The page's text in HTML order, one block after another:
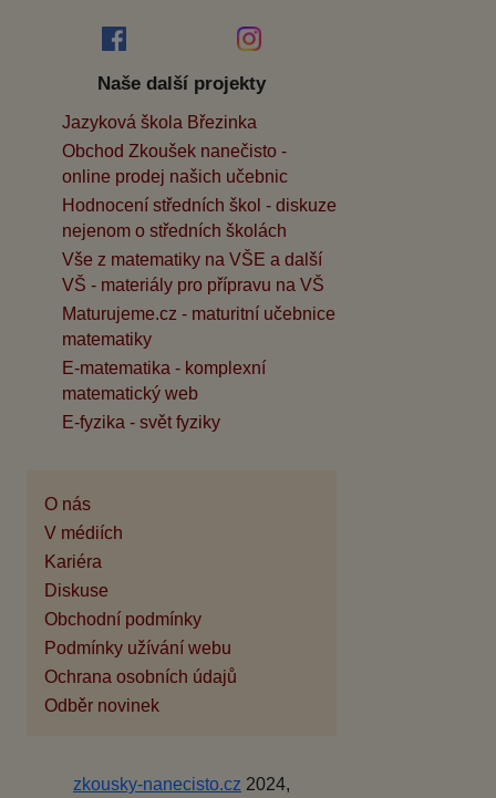
Naše další projekty
Jazyková škola Březinka
Obchod Zkoušek nanečisto -
online prodej našich učebnic
Hodnocení středních škol - diskuze
nejenom o středních školách
Vše z matematiky na VŠE a další
VŠ - materiály pro přípravu na VŠ
Maturujeme.cz - maturitní učebnice
matematiky
E-matematika - komplexní
matematický web
E-fyzika - svět fyziky
O nás
V médiích
Kariéra
Diskuse
Obchodní podmínky
Podmínky užívání webu
Ochrana osobních údajů
Odběr novinek
zkousky-nanecisto.cz 2024,